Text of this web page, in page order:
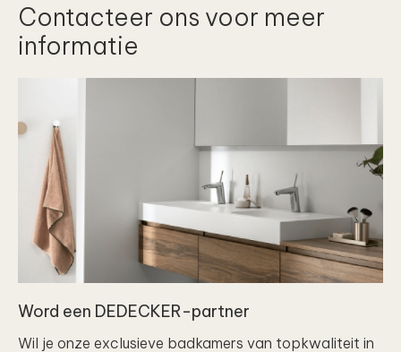
Contacteer ons voor meer
informatie
Word een DEDECKER-partner
Wil je onze exclusieve badkamers van topkwaliteit in